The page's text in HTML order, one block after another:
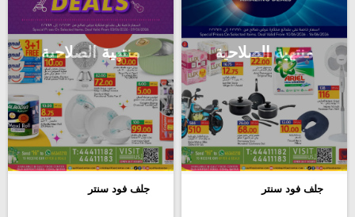
منتهية الصلاحية
جلف فود سنتر
منتهية الصلاحية
جلف فود سنتر